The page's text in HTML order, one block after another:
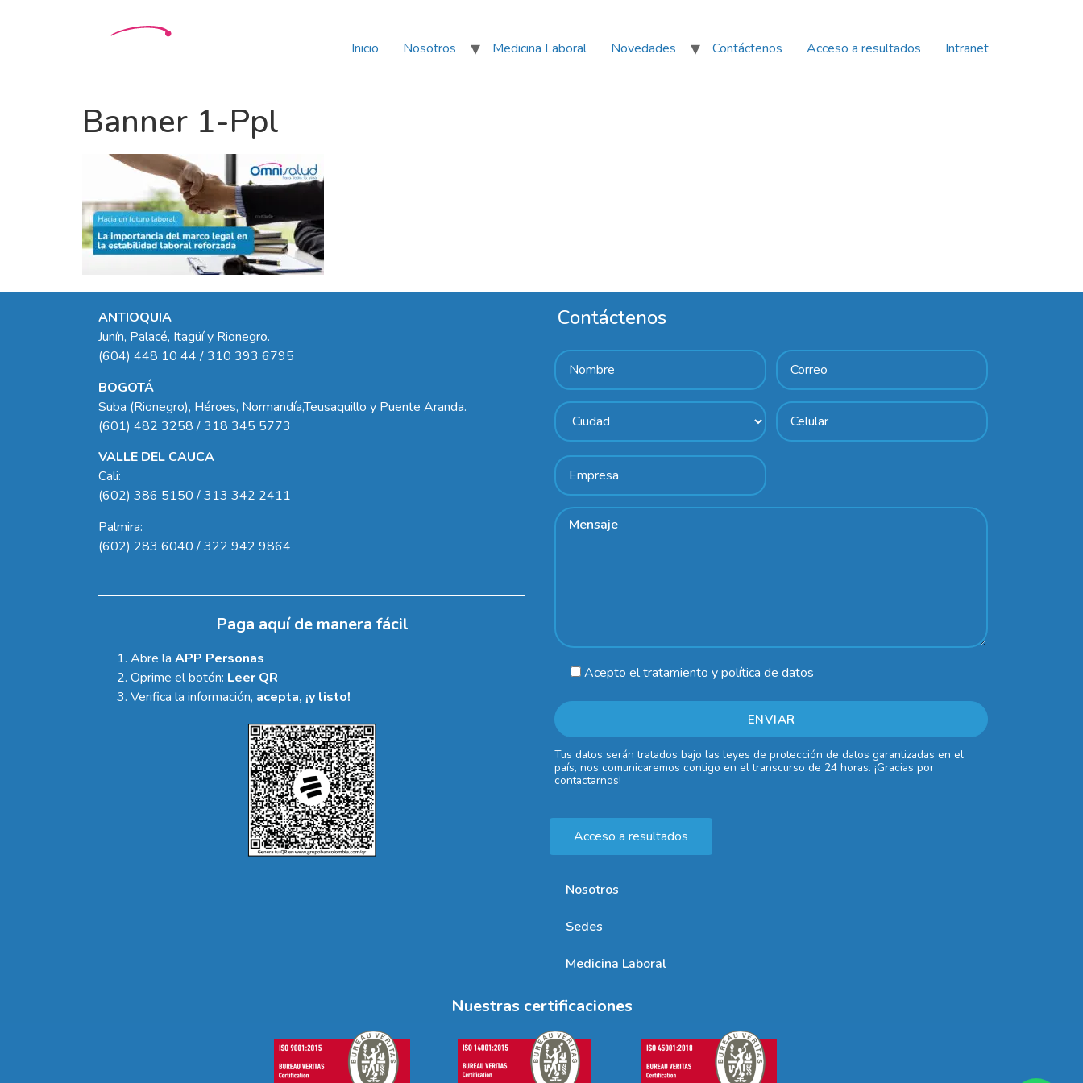
Inicio Nosotros Medicina Laboral Novedades Contáctenos Acceso a resultados Intranet
Banner 1-Ppl
ANTIOQUIA
Junín, Palacé, Itagüí y Rionegro.
(604) 448 10 44 / 310 393 6795
BOGOTÁ
Suba (Rionegro), Héroes, Normandía,Teusaquillo y Puente Aranda.
(601) 482 3258 / 318 345 5773
VALLE DEL CAUCA
Cali:
(602) 386 5150 / 313 342 2411
Palmira:
(602) 283 6040 / 322 942 9864
Paga aquí de manera fácil
Abre la APP Personas
Oprime el botón: Leer QR
Verifica la información, acepta, ¡y listo!
Contáctenos
Acepto el tratamiento y política de datos
Tus datos serán tratados bajo las leyes de protección de datos garantizadas en el
país, nos comunicaremos contigo en el transcurso de 24 horas. ¡Gracias por
contactarnos!
Acceso a resultados
Nosotros
Sedes
Medicina Laboral
Nuestras certificaciones